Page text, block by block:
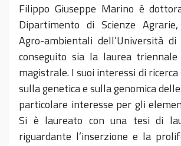
Filippo Giuseppe Marino è
Dipartimento di Scienze
Agro-ambientali dell’Università
conseguito sia la laureatriennale
magistrale. I suoi interessi di
sulla genetica e sulla genomica
particolare interesse per gli
Si è laureato con una tesi di
riguardante l’inserzione e la